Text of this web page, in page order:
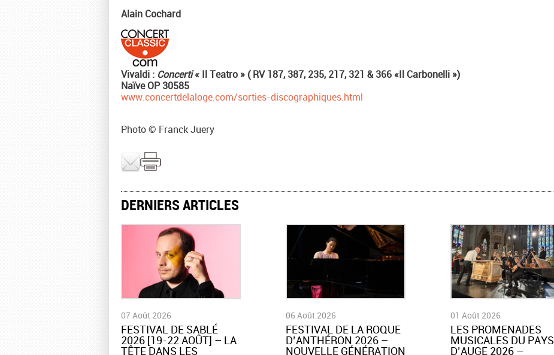
Alain Cochard
Vivaldi : Concerti« Il Teatro » ( RV 187, 387, 235, 217, 321 & 366 «Il Carbonelli »)
Naïve OP 30585
www.concertdelaloge.com/sorties-discographiques.html
Photo © Franck Juery
DERNIERS ARTICLES
07 Août 2026
​FESTIVAL DE SABLÉ
2026 [19-22 AOÛT] – LA
TÊTE DANS LES
06 Août 2026
​FESTIVAL DE LA ROQUE
D’ANTHÉRON 2026 –
NOUVELLE GÉNÉRATION
01 Août 2026
LES PROMENADES
MUSICALES DU PAYS
D’AUGE 2026 –